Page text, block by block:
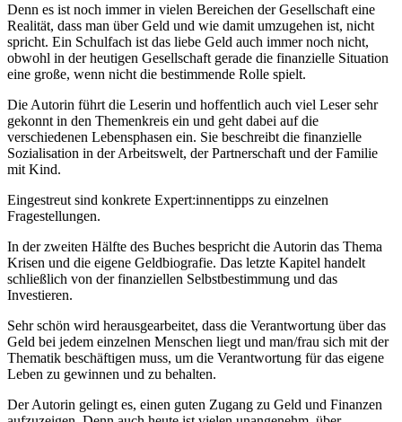
Denn es ist noch immer in vielen Bereichen der Gesellschaft eine
Realität, dass man über Geld und wie damit umzugehen ist, nicht
spricht. Ein Schulfach ist das liebe Geld auch immer noch nicht,
obwohl in der heutigen Gesellschaft gerade die finanzielle Situation
eine große, wenn nicht die bestimmende Rolle spielt.
Die Autorin führt die Leserin und hoffentlich auch viel Leser sehr
gekonnt in den Themenkreis ein und geht dabei auf die
verschiedenen Lebensphasen ein. Sie beschreibt die finanzielle
Sozialisation in der Arbeitswelt, der Partnerschaft und der Familie
mit Kind.
Eingestreut sind konkrete Expert:innentipps zu einzelnen
Fragestellungen.
In der zweiten Hälfte des Buches bespricht die Autorin das Thema
Krisen und die eigene Geldbiografie. Das letzte Kapitel handelt
schließlich von der finanziellen Selbstbestimmung und das
Investieren.
Sehr schön wird herausgearbeitet, dass die Verantwortung über das
Geld bei jedem einzelnen Menschen liegt und man/frau sich mit der
Thematik beschäftigen muss, um die Verantwortung für das eigene
Leben zu gewinnen und zu behalten.
Der Autorin gelingt es, einen guten Zugang zu Geld und Finanzen